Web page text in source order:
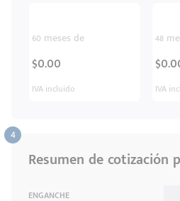
60 meses de
$0.00
IVA incluido
48
IVA
Resumen de cotización
ENGANCHE